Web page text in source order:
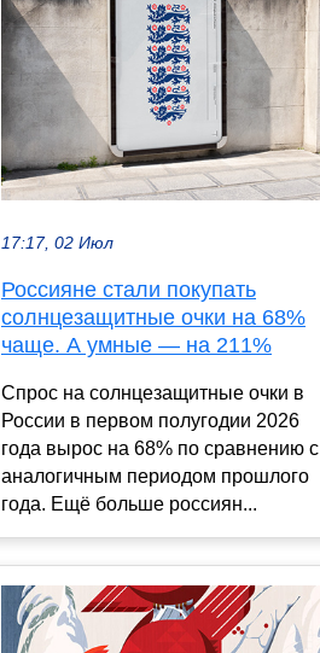
17:17, 02 Июл
Россияне стали покупать
солнцезащитные очки на 68%
чаще. А умные — на 211%
Спрос на солнцезащитные очки в
России в первом полугодии 2026
года вырос на 68% по сравнению с
аналогичным периодом прошлого
года. Ещё больше россиян...